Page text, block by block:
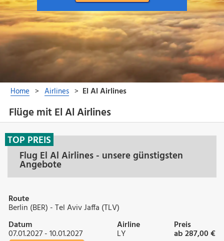
Flüge mit El Al Airlines
Flug El Al Airlines - unsere günstigsten
Angebote
TOP PREIS
Route
Berlin (BER) - Tel Aviv Jaffa (TLV)
Datum
07.01.2027 - 10.01.2027
Airline
LY
Preis
ab 287,00 €